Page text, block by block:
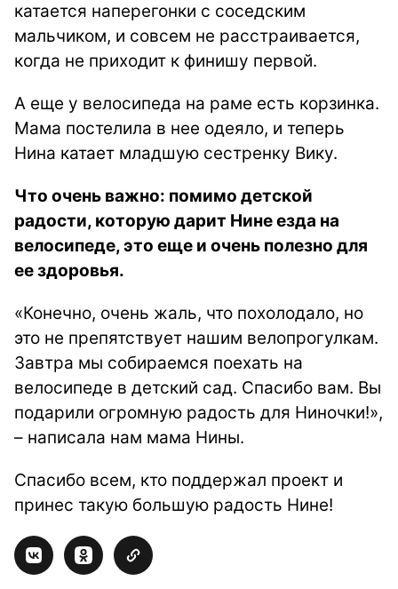
катается наперегонки с соседским
мальчиком, и совсем не расстраивается,
когда не приходит к финишу первой.
А еще у велосипеда на раме есть корзинка.
Мама постелила в нее одеяло, и теперь
Нина катает младшую сестренку Вику.
Что очень важно: помимо детской
радости, которую дарит Нине езда на
велосипеде, это еще и очень полезно для
ее здоровья.
«Конечно, очень жаль, что похолодало, но
это не препятствует нашим велопрогулкам.
Завтра мы собираемся поехать на
велосипеде в детский сад. Спасибо вам. Вы
подарили огромную радость для Ниночки!»,
– написала нам мама Нины.
Спасибо всем, кто поддержал проект и
принес такую большую радость Нине!